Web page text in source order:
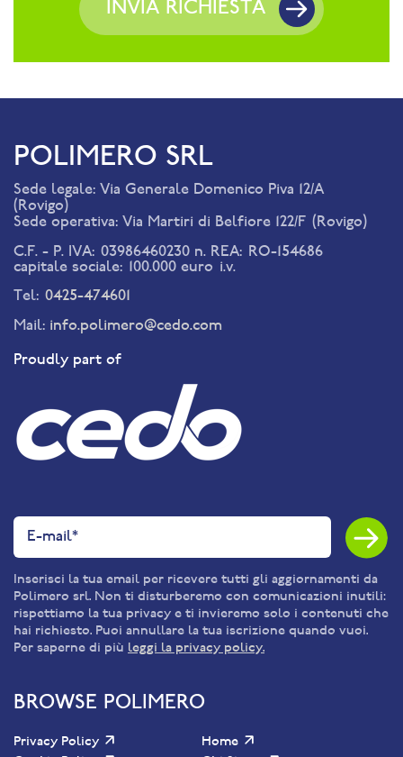
POLIMERO SRL
Sede legale: Via Generale Domenico Piva 12/A
(Rovigo)
Sede operativa: Via Martiri di Belfiore 122/F (Rovigo)
C.F. - P. IVA: 03986460230 n. REA: RO-154686
capitale sociale: 100.000 euro i.v.
Tel: 0425-474601
Mail: info.polimero@cedo.com
Proudly part of
Inserisci la tua email per ricevere tutti gli aggiornamenti da
Polimero srl. Non ti disturberemo con comunicazioni inutili:
rispettiamo la tua privacy e ti invieremo solo i contenuti che
hai richiesto. Puoi annullare la tua iscrizione quando vuoi.
Per saperne di più leggi la privacy policy.
BROWSE POLIMERO
Privacy Policy
Home